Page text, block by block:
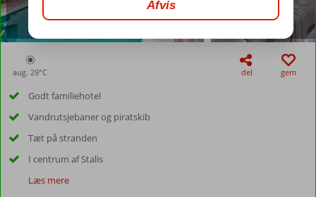
aug. 29°C del gem
Godt familiehotel
Vandrutsjebaner og piratskib
Tæt på stranden
I centrum af Stalis
Læs mere